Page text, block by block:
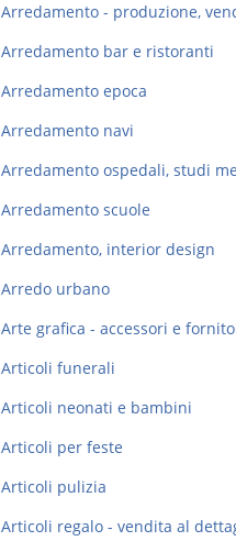
Arredamento - produzione,
Arredamento bar e ristoranti
Arredamento epoca
Arredamento navi
Arredamento ospedali, studi
Arredamento scuole
Arredamento, interior design
Arredo urbano
Arte grafica - accessori e
Articoli funerali
Articoli neonati e bambini
Articoli per feste
Articoli pulizia
Articoli regalo - vendita al